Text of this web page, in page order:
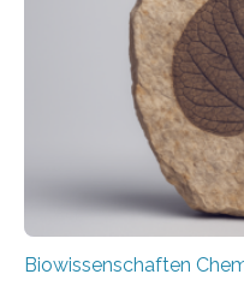
peroxisomalen
Saccharomyces
Funktionsfähigkeit der
Studie wurde am 28.
Fachzeitschrift…
Biowissenschaften